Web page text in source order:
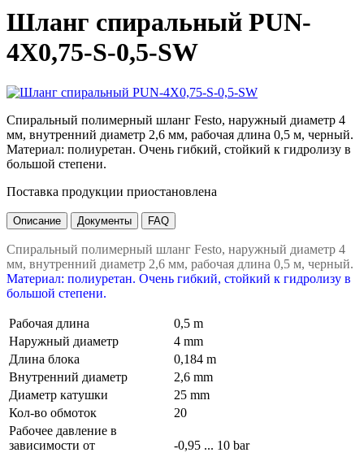
Шланг спиральный PUN-
4X0,75-S-0,5-SW
Спиральный полимерный шланг Festo, наружный диаметр 4
мм, внутренний диаметр 2,6 мм, рабочая длина 0,5 м, черный.
Материал: полиуретан. Очень гибкий, стойкий к гидролизу в
большой степени.
Поставка продукции приостановлена
Описание Документы FAQ
Спиральный полимерный шланг Festo, наружный диаметр 4
мм, внутренний диаметр 2,6 мм, рабочая длина 0,5 м, черный.
Материал: полиуретан. Очень гибкий, стойкий к гидролизу в
большой степени.
Рабочая длина
0,5 m
Наружный диаметр
4 mm
Длина блока
0,184 m
Внутренний диаметр
2,6 mm
Диаметр катушки
25 mm
Кол-во обмоток
20
Рабочее давление в
зависимости от
-0,95 ... 10 bar